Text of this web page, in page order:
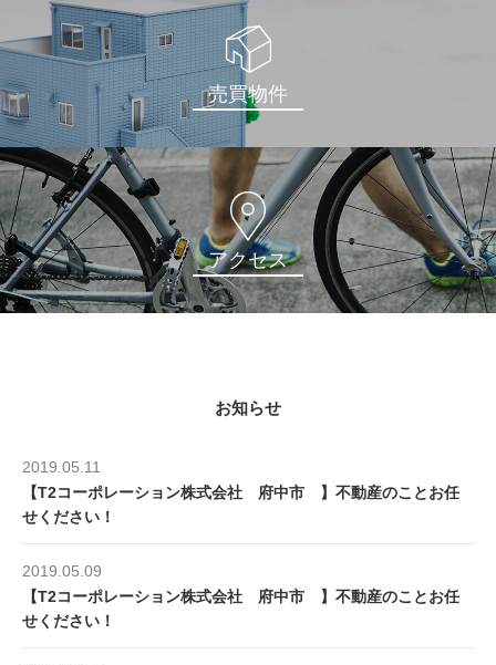
売買物件
アクセス
お知らせ
2019.05.11
【T2コーポレーション株式会社 府中市 】不動産のことお任
せください！
2019.05.09
【T2コーポレーション株式会社 府中市 】不動産のことお任
せください！